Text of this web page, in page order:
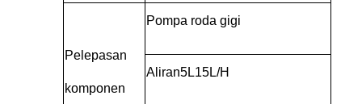
Pelepasan
komponen
Pompa roda gigi
Aliran5L15L/H